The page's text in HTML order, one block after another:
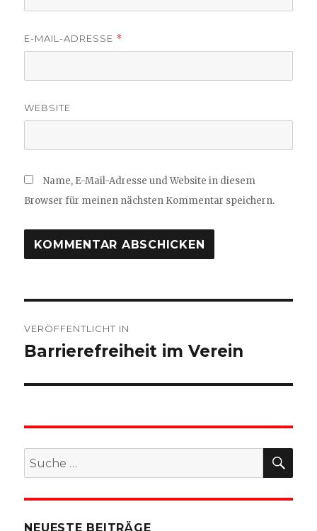
E-MAIL-ADRESSE *
WEBSITE
Name, E-Mail-Adresse und Website in diesem
Browser für meinen nächsten Kommentar speichern.
VERÖFFENTLICHT IN
Barrierefreiheit im Verein
Suche
nach:
NEUESTE BEITRÄGE